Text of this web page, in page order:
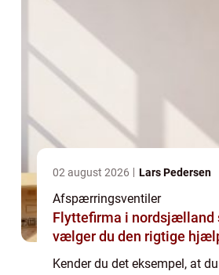
02 august 2026 Lars Pedersen
Afspærringsventiler
Flyttefirma i nordsjælland sådan
vælger du den rigtige
Kender du det eksempel, at